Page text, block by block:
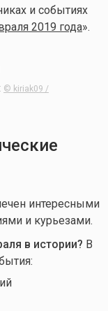
и событиях
2019 года».
© kiriak09 /
интересными
и курьезами.
в истории? В